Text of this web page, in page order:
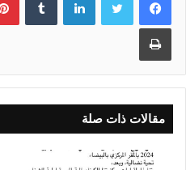
طباعة
مقالات ذات صلة